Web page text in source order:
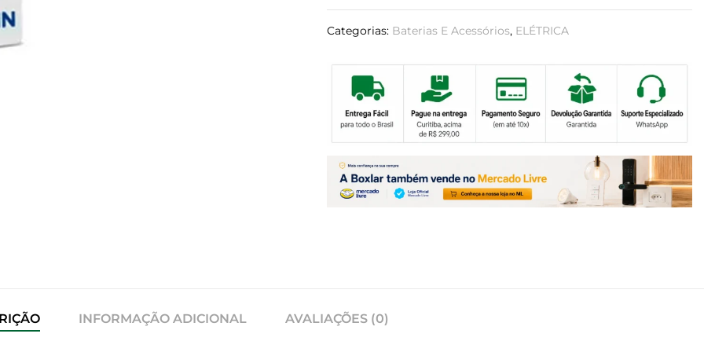
Categorias: Baterias E Acessórios, ELÉTRICA
INFORMAÇÃO ADICIONAL AVALIAÇÕES (0)